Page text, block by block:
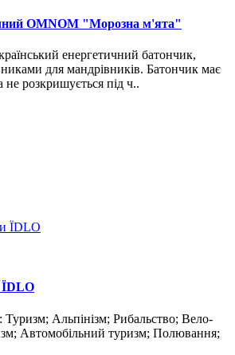
OMNOM "Морозна м'ята"
енергетичний батончик,
для мандрівників. Батончик має
не розкришується під ч..
Альпінізм; Рибальство; Вело-
Автомобільний туризм; Полювання;